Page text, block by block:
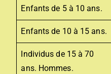
Enfants de 5 à 10 ans.
Enfants de 10 à 15 ans.
Individus de 15 à 70
ans. Hommes.